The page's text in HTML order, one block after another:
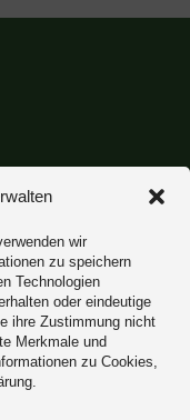
wir
zu speichern
Technologien
oder eindeutige
ihre Zustimmung nicht
Merkmale und
zu Cookies,